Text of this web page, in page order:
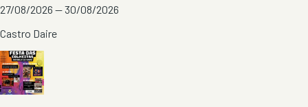
27/08/2026 — 30/08/2026
Castro Daire